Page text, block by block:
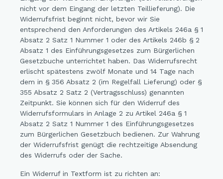
nicht vor dem Eingang der letzten Teillieferung). Die
Widerrufsfrist beginnt nicht, bevor wir Sie
entsprechend den Anforderungen des Artikels 246a § 1
Absatz 2 Satz 1 Nummer 1 oder des Artikels 246b § 2
Absatz 1 des Einführungsgesetzes zum Bürgerlichen
Gesetzbuche unterrichtet haben. Das Widerrufsrecht
erlischt spätestens zwölf Monate und 14 Tage nach
dem in § 356 Absatz 2 (im Regelfall Lieferung) oder §
355 Absatz 2 Satz 2 (Vertragsschluss) genannten
Zeitpunkt. Sie können sich für den Widerruf des
Widerrufsformulars in Anlage 2 zu Artikel 246a § 1
Absatz 2 Satz 1 Nummer 1 des Einführungsgesetzes
zum Bürgerlichen Gesetzbuch bedienen. Zur Wahrung
der Widerrufsfrist genügt die rechtzeitige Absendung
des Widerrufs oder der Sache.
Ein Widerruf in Textform ist zu richten an: